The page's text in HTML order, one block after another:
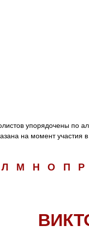
упорядочены по
на момент участия
Л М Н О П Р